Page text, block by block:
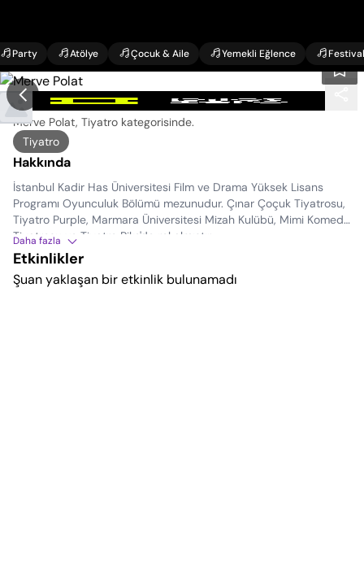
Party Atölye Çocuk & Aile Yemekli Eğlence Festival
Merve Polat Etkinlikleri
Merve Polat, Tiyatro kategorisinde.
Tiyatro
Hakkında
İstanbul Kadir Has Üniversitesi Film ve Drama Yüksek Lisans
Programı Oyunculuk Bölümü mezunudur. Çınar Çoçuk Tiyatrosu,
Tiyatro Purple, Marmara Üniversitesi Mizah Kulübü, Mimi Komedi
Tiyatrosu ve Tiyatro Pike'de rol almıştır.
Daha fazla
Etkinlikler
Şuan yaklaşan bir etkinlik bulunamadı